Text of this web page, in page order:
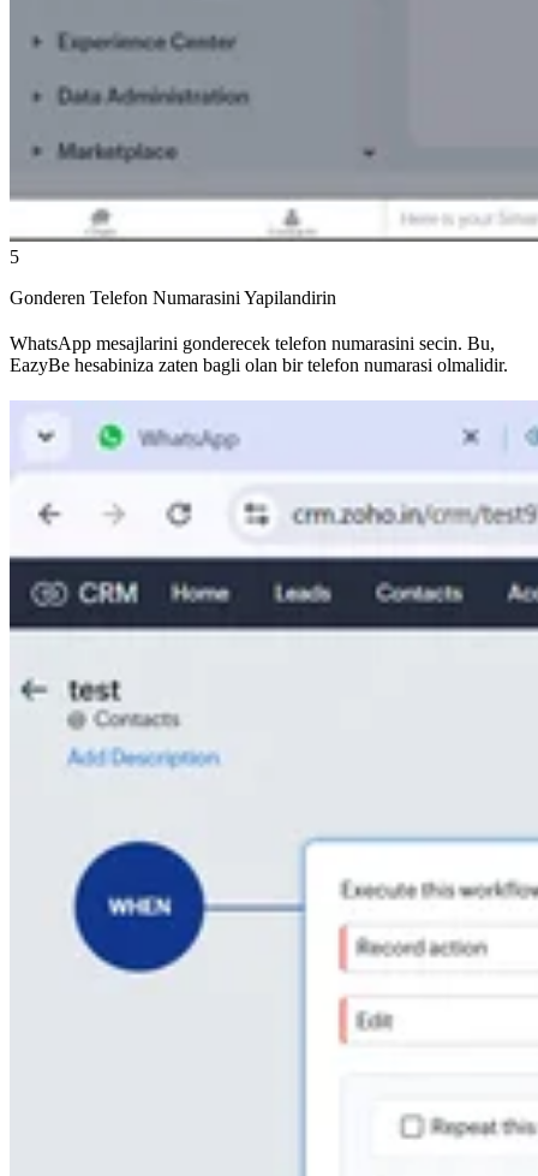
5
Gonderen Telefon Numarasini Yapilandirin
WhatsApp mesajlarini gonderecek telefon numarasini secin. Bu,
EazyBe hesabiniza zaten bagli olan bir telefon numarasi olmalidir.